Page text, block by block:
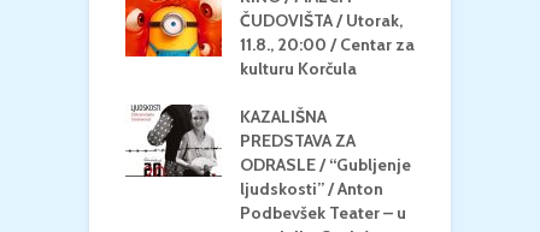
ČUDOVIŠTA / Utorak,
11.8., 20:00 / Centar za
kulturu Korčula
KAZALIŠNA
PREDSTAVA ZA
ODRASLE / “Gubljenje
ljudskosti” / Anton
Podbevšek Teater – u